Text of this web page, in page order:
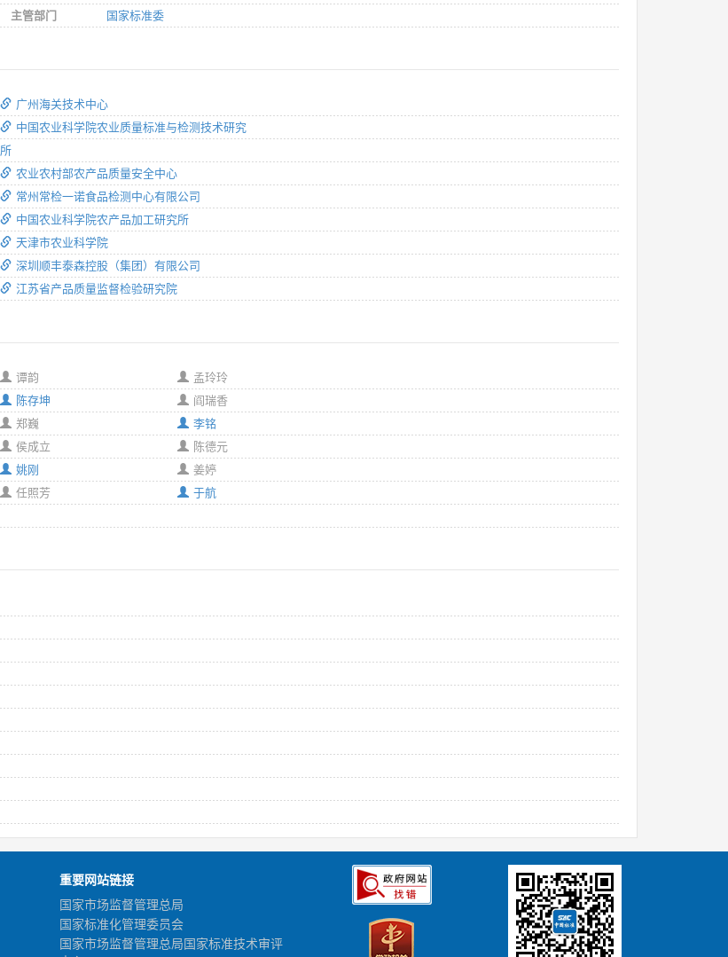
主管部门
国家标准委
广州海关技术中心
中国农业科学院农业质量标准与检测技术研究
所
农业农村部农产品质量安全中心
常州常检一诺食品检测中心有限公司
中国农业科学院农产品加工研究所
天津市农业科学院
深圳顺丰泰森控股（集团）有限公司
江苏省产品质量监督检验研究院
谭韵
孟玲玲
陈存坤
阎瑞香
郑巍
李铭
侯成立
陈德元
姚刚
姜婷
任照芳
于航
重要网站链接
国家市场监督管理总局
国家标准化管理委员会
国家市场监督管理总局国家标准技术审评